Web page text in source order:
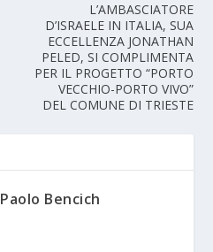
L’AMBASCIATORE
D’ISRAELE IN ITALIA, SUA
ECCELLENZA JONATHAN
PELED, SI COMPLIMENTA
PER IL PROGETTO “PORTO
VECCHIO-PORTO VIVO”
DEL COMUNE DI TRIESTE
Paolo Bencich